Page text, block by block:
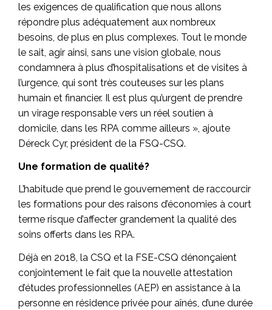
les exigences de qualification que nous allons
répondre plus adéquatement aux nombreux
besoins, de plus en plus complexes. Tout le monde
le sait, agir ainsi, sans une vision globale, nous
condamnera à plus d’hospitalisations et de visites à
l’urgence, qui sont très couteuses sur les plans
humain et financier. Il est plus qu’urgent de prendre
un virage responsable vers un réel soutien à
domicile, dans les RPA comme ailleurs », ajoute
Déreck Cyr, président de la FSQ-CSQ.
Une formation de qualité?
L’habitude que prend le gouvernement de raccourcir
les formations pour des raisons d’économies à court
terme risque d’affecter grandement la qualité des
soins offerts dans les RPA.
Déjà en 2018, la CSQ et la FSE-CSQ dénonçaient
conjointement le fait que la nouvelle attestation
d’études professionnelles (AEP) en assistance à la
personne en résidence privée pour aînés, d’une durée